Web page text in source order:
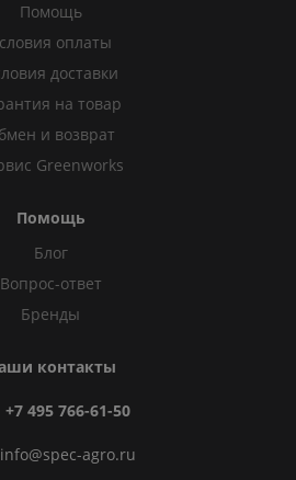
Помощь
оплаты
доставки
на товар
и возврат
Greenworks
Помощь
Блог
Вопрос-ответ
Бренды
контакты
+7 495 766-61-50
info@spec-agro.ru